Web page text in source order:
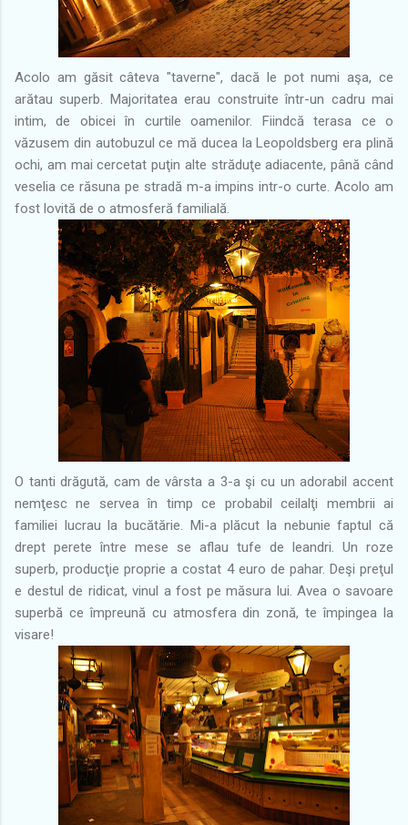
Acolo am găsit câteva "taverne", dacă le pot numi aşa, ce
arătau superb. Majoritatea erau construite într-un cadru mai
intim, de obicei în curtile oamenilor. Fiindcă terasa ce o
văzusem din autobuzul ce mă ducea la Leopoldsberg era plină
ochi, am mai cercetat puţin alte străduţe adiacente, până când
veselia ce răsuna pe stradă m-a impins intr-o curte. Acolo am
fost lovită de o atmosferă familială.
O tanti drăgută, cam de vârsta a 3-a şi cu un adorabil accent
nemţesc ne servea în timp ce probabil ceilalţi membrii ai
familiei lucrau la bucătărie. Mi-a plăcut la nebunie faptul că
drept perete între mese se aflau tufe de leandri. Un roze
superb, producţie proprie a costat 4 euro de pahar. Deşi preţul
e destul de ridicat, vinul a fost pe măsura lui. Avea o savoare
superbă ce împreună cu atmosfera din zonă, te împingea la
visare!